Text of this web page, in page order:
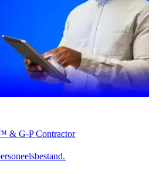
& G-P Contractor​​